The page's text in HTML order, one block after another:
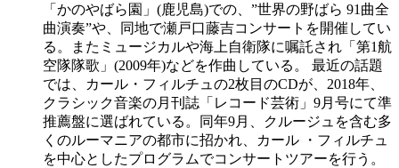
「かのやばら園」(鹿児島)での、”世界の野ばら 91曲全
曲演奏”や、同地で瀬戸口藤吉コンサートを開催してい
る。またミュージカルや海上自衛隊に嘱託され「第1航
空隊隊歌」(2009年)などを作曲している。 最近の話題
では、カール・フィルチュの2枚目のCDが、2018年、
クラシック音楽の月刊誌「レコード芸術」9月号にて準
推薦盤に選ばれている。同年9月、クルージュを含む多
くのルーマニアの都市に招かれ、カール ・フィルチュ
を中心としたプログラムでコンサートツアーを行う。